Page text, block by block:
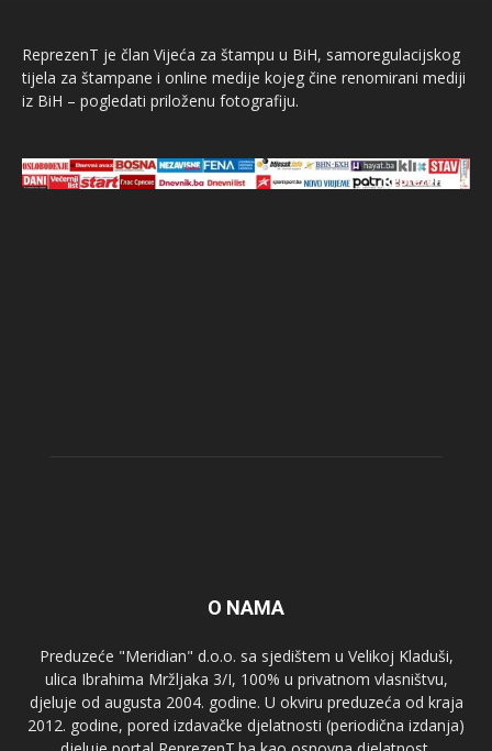
ReprezenT je član Vijeća za štampu u BiH, samoregulacijskog
tijela za štampane i online medije kojeg čine renomirani mediji
iz BiH – pogledati priloženu fotografiju.
O NAMA
Preduzeće "Meridian" d.o.o. sa sjedištem u Velikoj Kladuši,
ulica Ibrahima Mržljaka 3/I, 100% u privatnom vlasništvu,
djeluje od augusta 2004. godine. U okviru preduzeća od kraja
2012. godine, pored izdavačke djelatnosti (periodična izdanja)